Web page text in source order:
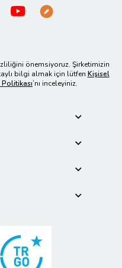
önemsiyoruz. Şirketimizin
bilgi almak için lütfen Kişisel
’nı inceleyiniz.